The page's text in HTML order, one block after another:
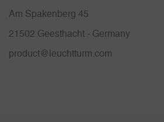
Am Spakenberg 45
21502 Geesthacht - Germany
product@leuchtturm.com